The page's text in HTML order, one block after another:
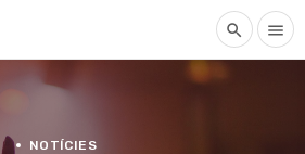
search menu
NOTÍCIES